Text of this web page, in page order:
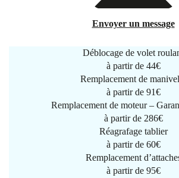
Envoyer un message
Déblocage de volet
à partir de 44€
Remplacement de
à partir de 91€
Remplacement de moteur –
à partir de 286€
Réagrafage tablier
à partir de 60€
Remplacement
à partir de 95€